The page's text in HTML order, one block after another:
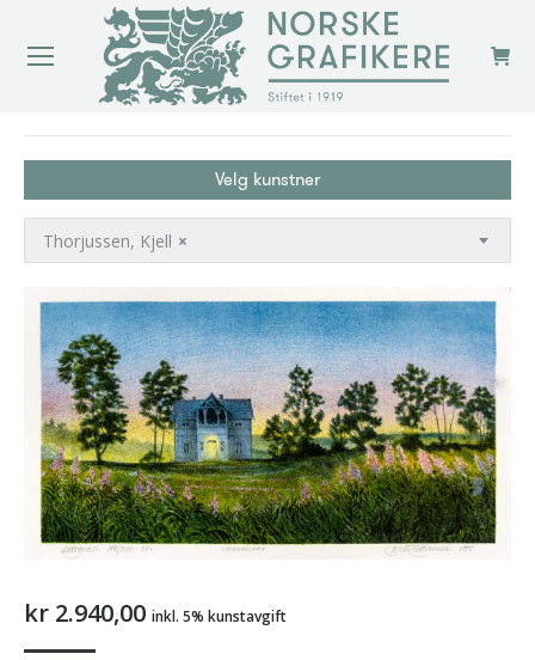
Velg kunstner
×
Thorjussen, Kjell
kr 2.940,00 inkl. 5% kunstavgift